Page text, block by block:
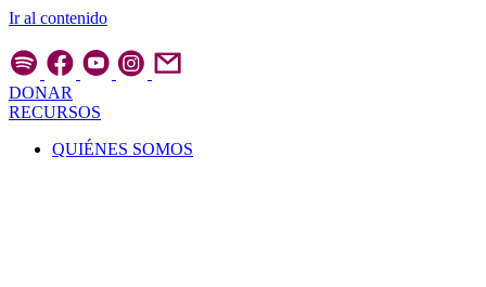
Ir al contenido
DONAR
RECURSOS
QUIÉNES SOMOS